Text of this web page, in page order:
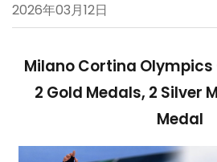
2026年03月12日
Milano Cortina
2 Gold Medals, 2 Silver
Medal